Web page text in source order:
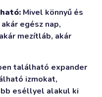
Mivel könnyű és
egész nap,
mezítláb, akár
található expander
izmokat,
eséllyel alakul ki